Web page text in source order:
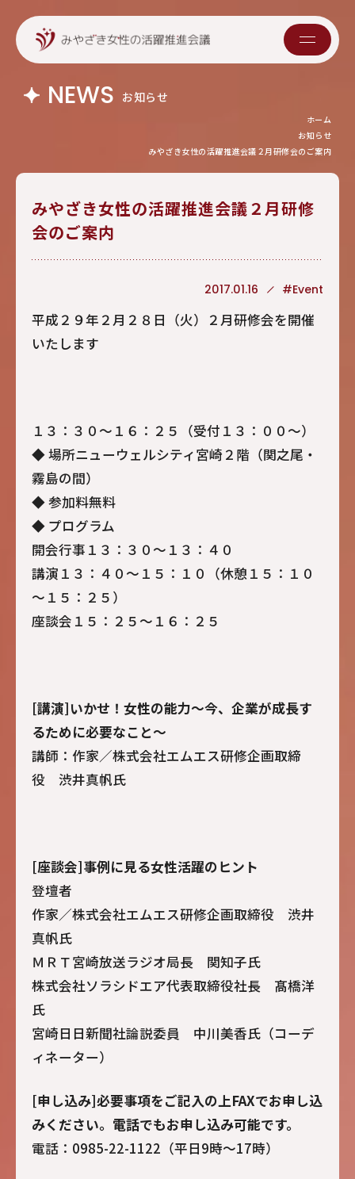
NEWS お知らせ
ホーム
お知らせ
みやざき女性の活躍推進会議２月研修会のご案内
みやざき女性の活躍推進会議２月研修
会のご案内
2017.01.16 #Event
平成２９年２月２８日（火）２月研修会を開催
いたします
１３：３０～１６：２５（受付１３：００～）
◆ 場所ニューウェルシティ宮崎２階（関之尾・
霧島の間）
◆ 参加料無料
◆ プログラム
開会行事１３：３０～１３：４０
講演１３：４０～１５：１０（休憩１５：１０
～１５：２５）
座談会１５：２５～１６：２５
[講演]いかせ！女性の能力～今、企業が成長す
るために必要なこと～
講師：作家／株式会社エムエス研修企画取締
役 渋井真帆氏
[座談会]事例に見る女性活躍のヒント
登壇者
作家／株式会社エムエス研修企画取締役 渋井
真帆氏
ＭＲＴ宮崎放送ラジオ局長 関知子氏
株式会社ソラシドエア代表取締役社長 髙橋洋
氏
宮崎日日新聞社論説委員 中川美香氏（コーデ
ィネーター）
[申し込み]必要事項をご記入の上FAXでお申し込
みください。電話でもお申し込み可能です。
電話：0985-22-1122（平日9時〜17時）